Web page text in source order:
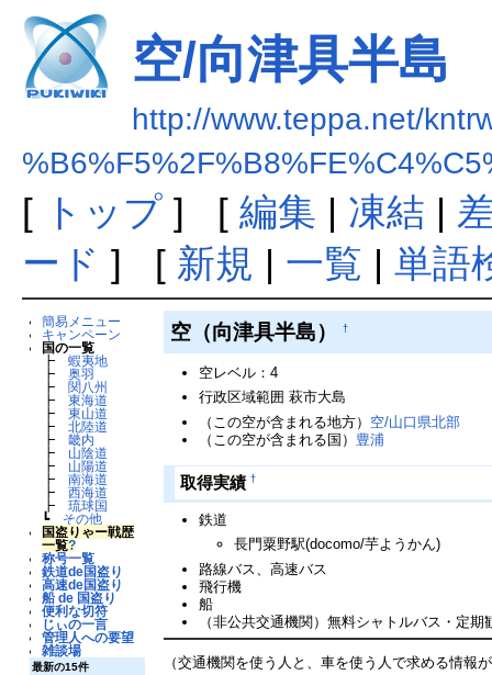
空/向津具半島
http://www.teppa.net/
[ トップ] [ 編集 | 凍結 |
ード ] [ 新規 | 一覧 | 単語
簡易メニュー
キャンペーン
国の一覧
┣蝦夷地
┣奥羽
┣ 関八州
┣東海道
┣東山道
┣北陸道
┣畿内
┣ 山陰道
┣ 山陽道
┣南海道
┣西海道
┣琉球国
┗ その他
国盗りゃー戦歴
一覧?
称号一覧
鉄道de国盗り
高速de国盗り
船 de 国盗り
便利な切符
じぃの一言
管理人への要望
雑談場
最新の15件
空（向津具半島） †
空レベル：4
行政区域範囲 萩市大島
（この空が含まれる地方） 空/山口県北部
（この空が含まれる国） 豊浦
取得実績 †
鉄道
長門粟野駅(docomo/芋ようかん)
路線バス、高速バス
飛行機
船
（非公共交通機関）無料シャトルバス・定期
（交通機関を使う人と、車を使う人で求める情報